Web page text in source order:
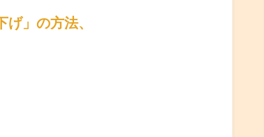
」の方法、